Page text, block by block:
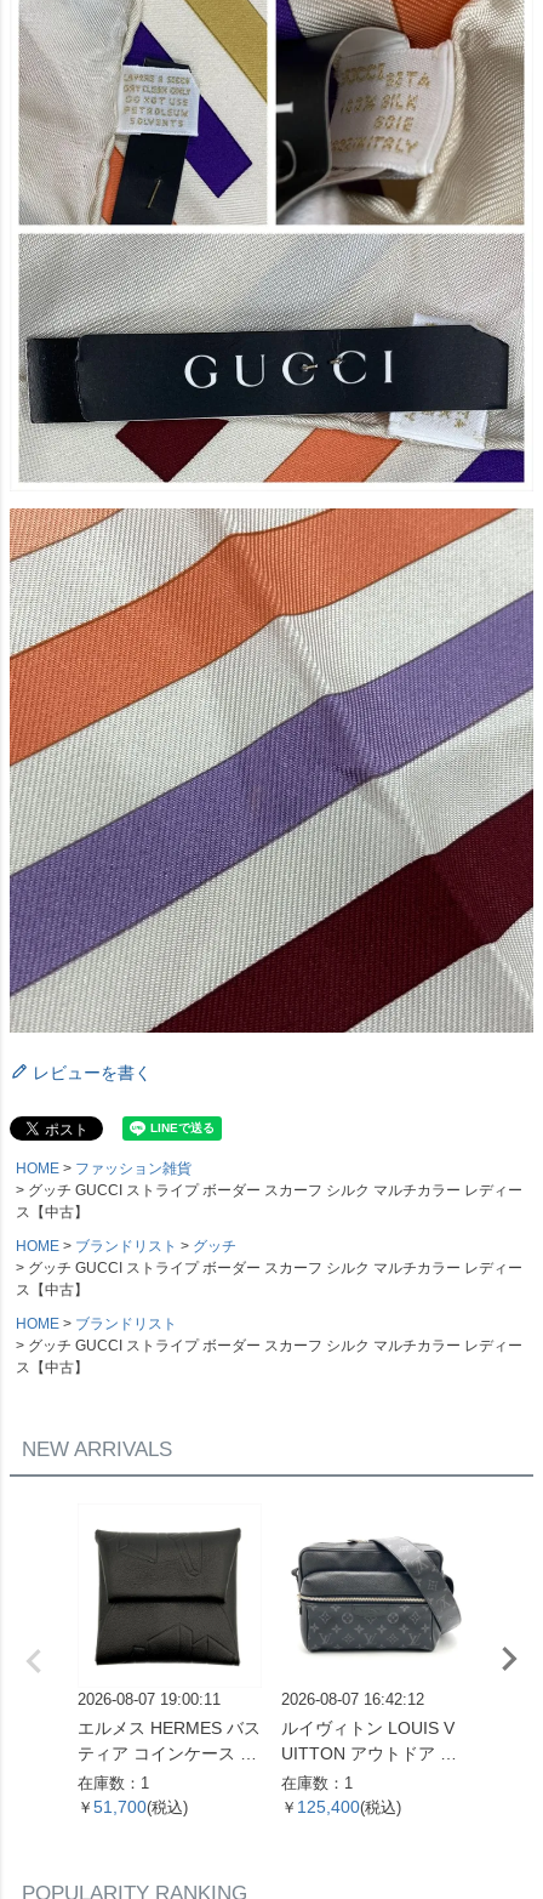
レビューを書く
HOME
ファッション雑貨
グッチ GUCCI ストライプ ボーダー スカーフ シルク マルチカラー レディー
ス【中古】
HOME
ブランドリスト
グッチ
グッチ GUCCI ストライプ ボーダー スカーフ シルク マルチカラー レディー
ス【中古】
HOME
ブランドリスト
グッチ GUCCI ストライプ ボーダー スカーフ シルク マルチカラー レディー
ス【中古】
NEW ARRIVALS
2026-08-07 19:00:11
エルメス HERMES バス
ティア コインケース ス
イフト X刻印 ノワール
THE NATURE OF MEN
在庫数：1
￥ 51,700(税込)
2026-08-07 16:42:12
ルイヴィトン LOUIS V
UITTON アウトドア メ
ッセンジャー PM ショ
ルダーバッグ タイガ ラ
在庫数：1
￥ 125,400(税込)
POPULARITY RANKING